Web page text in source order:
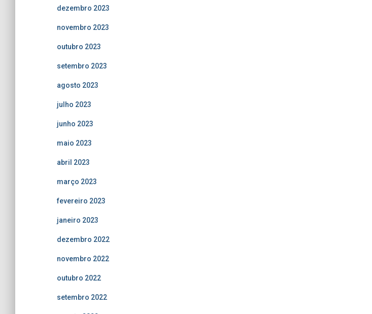
dezembro 2023
novembro 2023
outubro 2023
setembro 2023
agosto 2023
julho 2023
junho 2023
maio 2023
abril 2023
março 2023
fevereiro 2023
janeiro 2023
dezembro 2022
novembro 2022
outubro 2022
setembro 2022